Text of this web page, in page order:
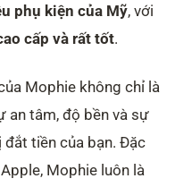
phụ kiện của Mỹ, với
cấp và rất tốt.
Mophie không chỉ là
an tâm, độ bền và sự
tiền của bạn. Đặc
Mophie luôn là